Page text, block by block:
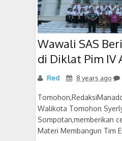
Wawali SAS
di Diklat Pim IV
Red 8 years ago
Walikota Tomohon
Sompotan,memberikan
Materi Membangun Tim